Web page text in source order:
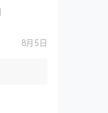
8月5日